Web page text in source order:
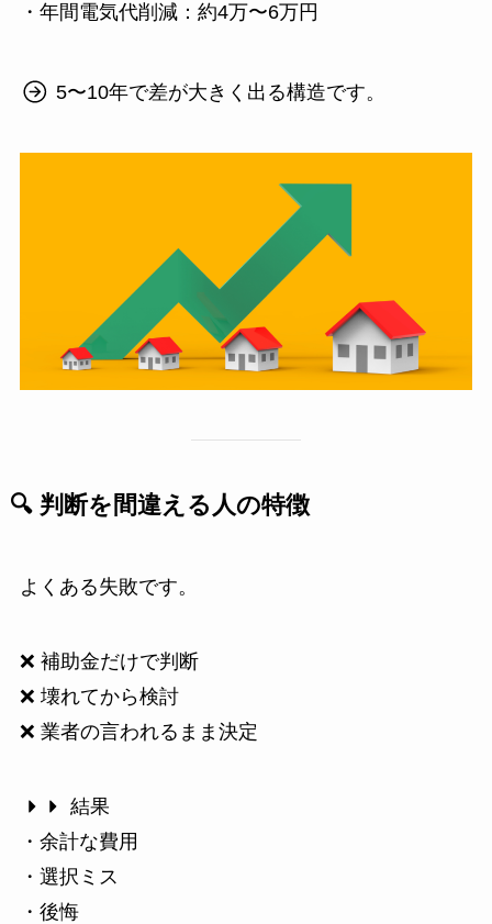
・年間電気代削減：約4万〜6万円
5〜10年で差が大きく出る構造です。
🔍 判断を間違える人の特徴
よくある失敗です。
❌ 補助金だけで判断
❌ 壊れてから検討
❌ 業者の言われるまま決定
結果
・余計な費用
・選択ミス
・後悔